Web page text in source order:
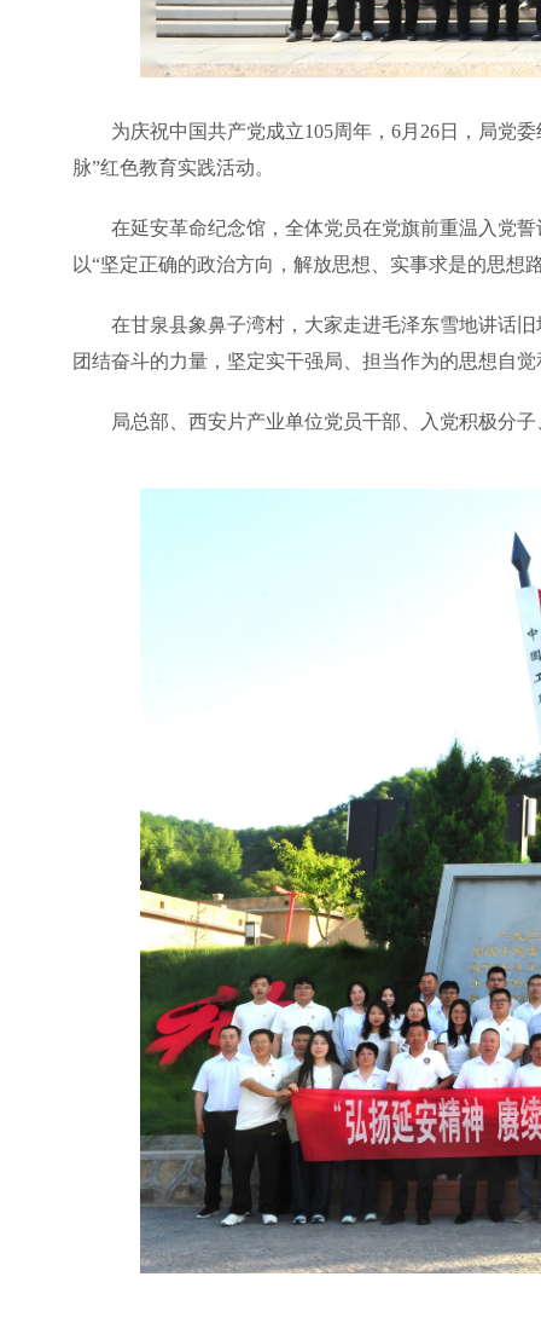
为庆祝中国共产党成立105周年，6月26日，局党
脉”红色教育实践活动。
在延安革命纪念馆，全体党员在党旗前重温入党
以“坚定正确的政治方向，解放思想、实事求是的思
在甘泉县象鼻子湾村，大家走进毛泽东雪地讲话
团结奋斗的力量，坚定实干强局、担当作为的思想自
局总部、西安片产业单位党员干部、入党积极分